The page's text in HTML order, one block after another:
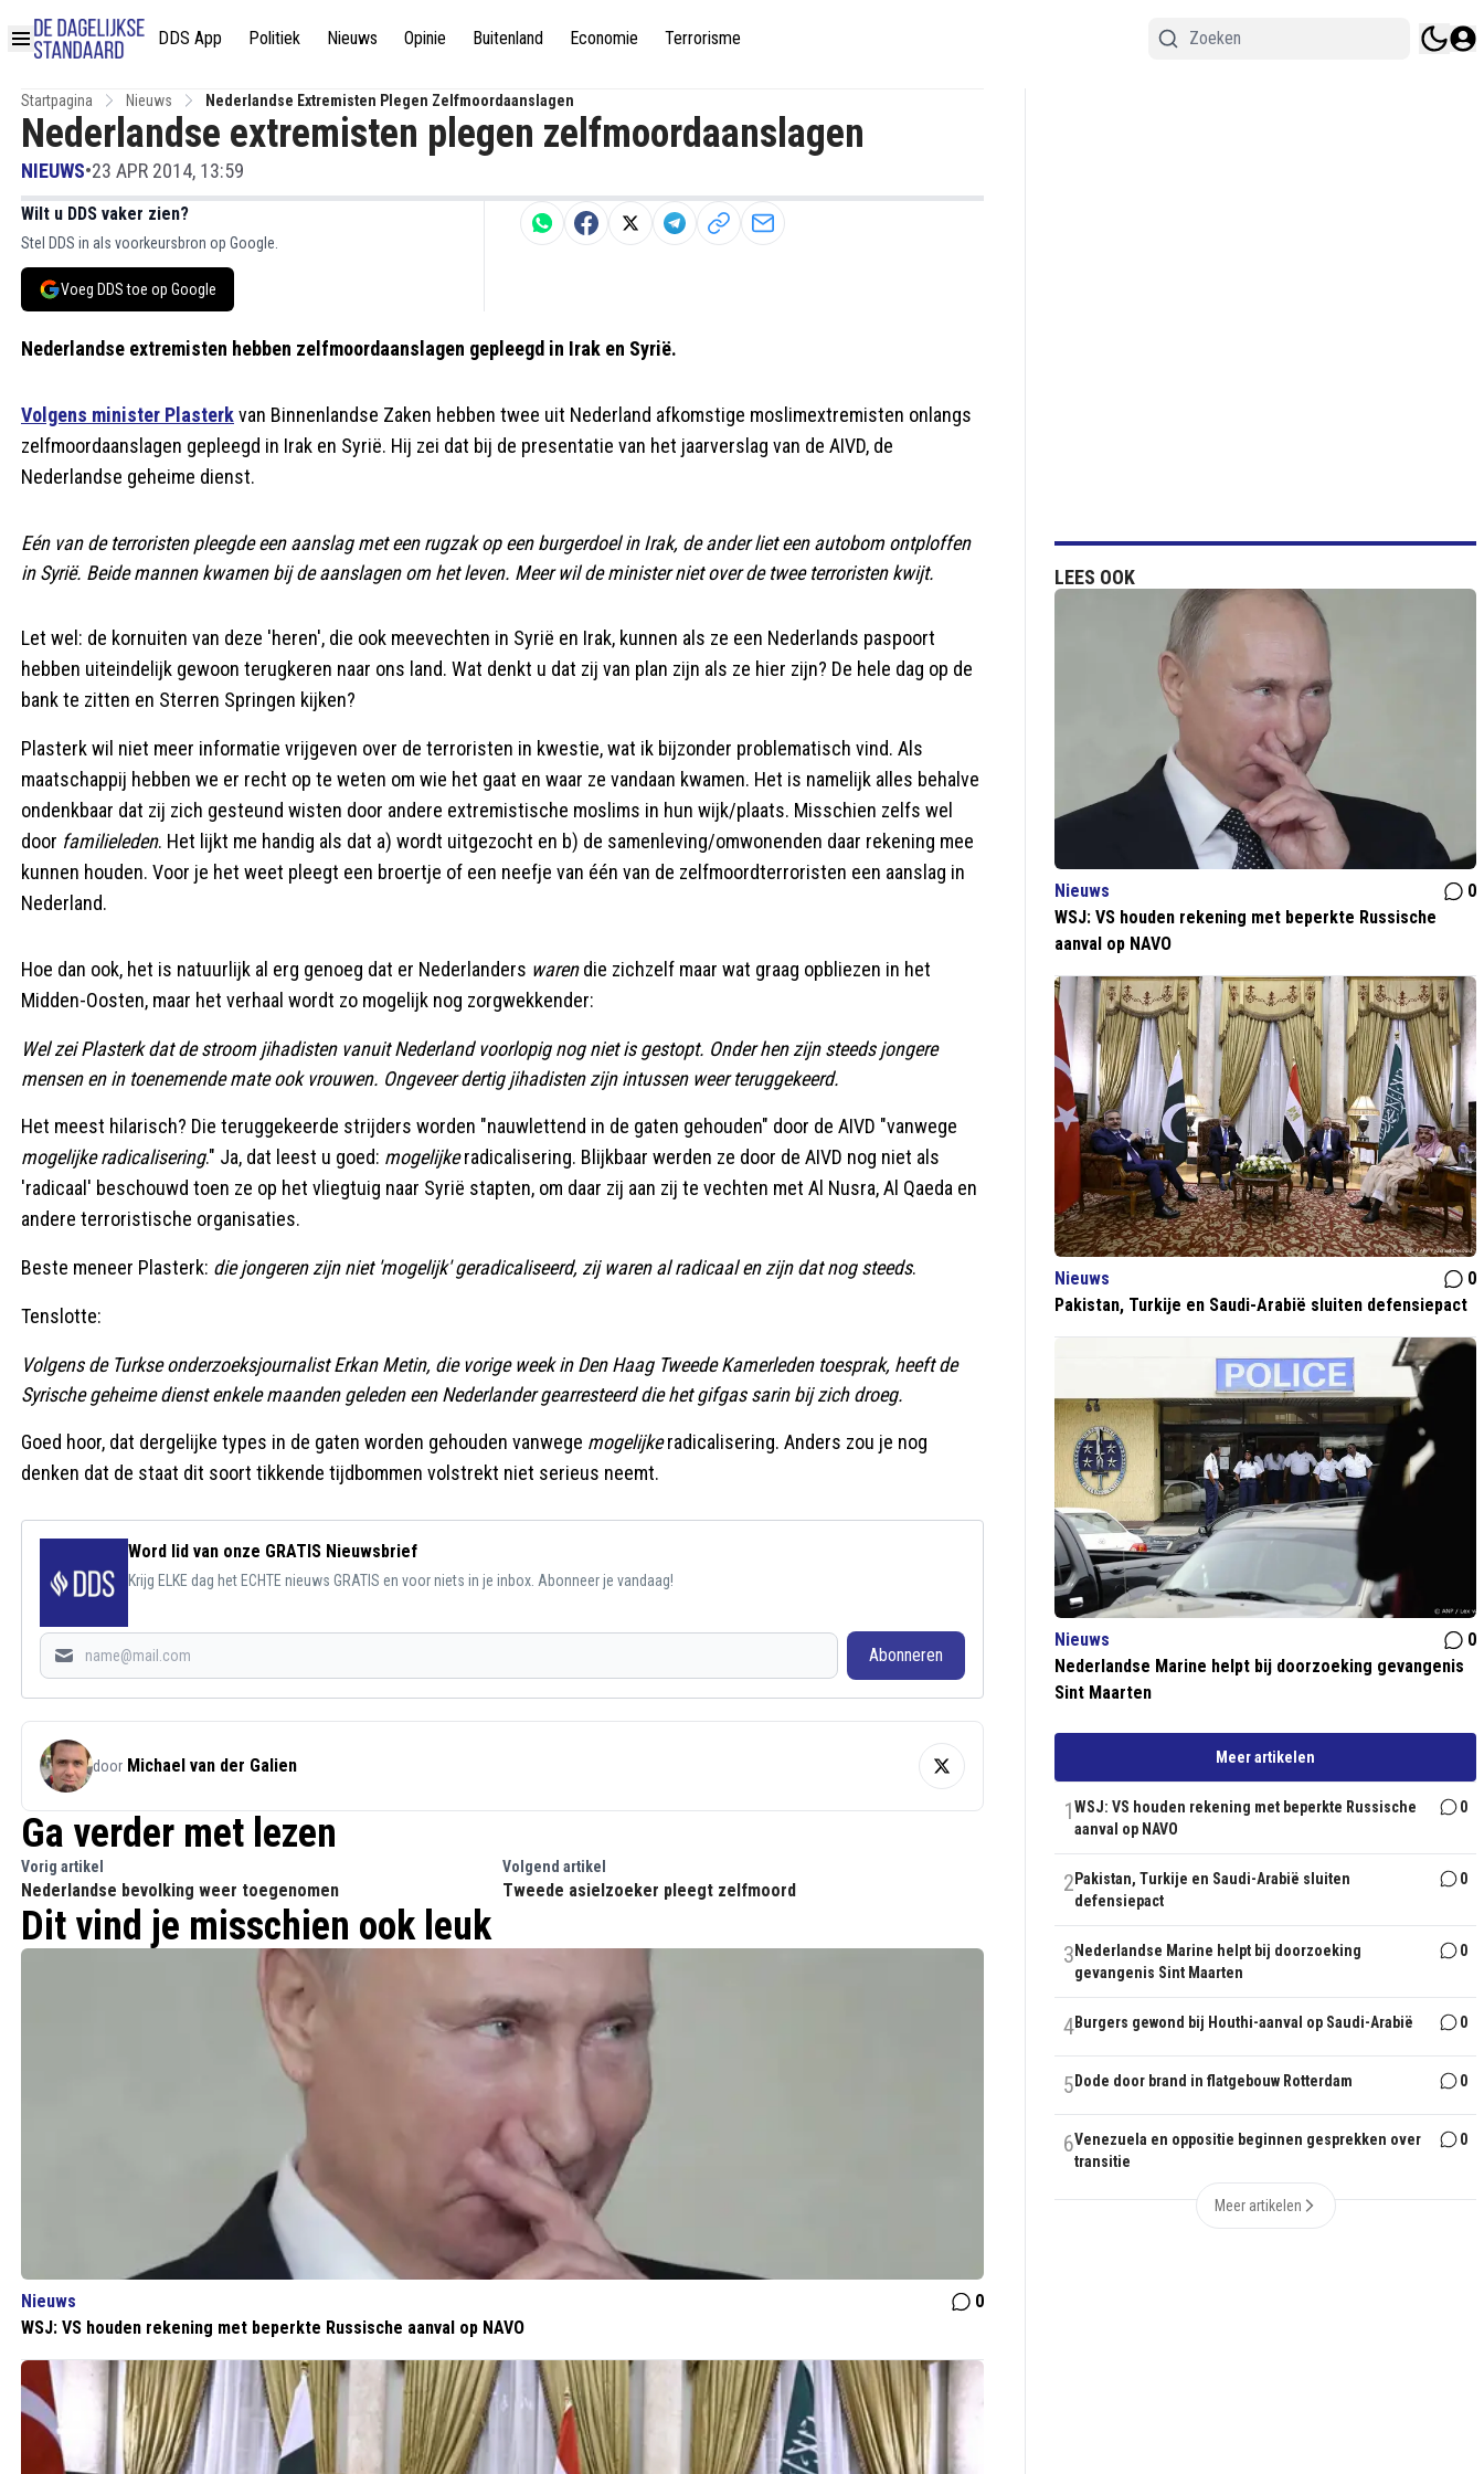
DDS App Politiek Nieuws Opinie Buitenland Economie Terrorisme
Startpagina Nieuws Nederlandse Extremisten Plegen Zelfmoordaanslagen
Nederlandse extremisten plegen zelfmoordaanslagen
NIEUWS•23 APR 2014, 13:59
Wilt u DDS vaker zien?
Stel DDS in als voorkeursbron op Google.
Voeg DDS toe op Google
Nederlandse extremisten hebben zelfmoordaanslagen gepleegd in Irak en Syrië.
Volgens minister Plasterkvan Binnenlandse Zaken hebben twee uit Nederland afkomstige moslimextremisten onlangs
zelfmoordaanslagen gepleegd in Irak en Syrië. Hij zei dat bij de presentatie van het jaarverslag van de AIVD, de
Nederlandse geheime dienst.
Eén van de terroristen pleegde een aanslag met een rugzak op een burgerdoel in Irak, de ander liet een autobom ontploffen
in Syrië. Beide mannen kwamen bij de aanslagen om het leven. Meer wil de minister niet over de twee terroristen kwijt.
Let wel: de kornuiten van deze 'heren', die ook meevechten in Syrië en Irak, kunnen als ze een Nederlands paspoort
hebben uiteindelijk gewoon terugkeren naar ons land. Wat denkt u dat zij van plan zijn als ze hier zijn? De hele dag op de
bank te zitten en Sterren Springen kijken?
Plasterk wil niet meer informatie vrijgeven over de terroristen in kwestie, wat ik bijzonder problematisch vind. Als
maatschappij hebben we er recht op te weten om wie het gaat en waar ze vandaan kwamen. Het is namelijk alles behalve
ondenkbaar dat zij zich gesteund wisten door andere extremistische moslims in hun wijk/plaats. Misschien zelfs wel
door familieleden. Het lijkt me handig als dat a) wordt uitgezocht en b) de samenleving/omwonenden daar rekening mee
kunnen houden. Voor je het weet pleegt een broertje of een neefje van één van de zelfmoordterroristen een aanslag in
Nederland.
Hoe dan ook, het is natuurlijk al erg genoeg dat er Nederlanders warendie zichzelf maar wat graag opbliezen in het
Midden-Oosten, maar het verhaal wordt zo mogelijk nog zorgwekkender:
Wel zei Plasterk dat de stroom jihadistenvanuit Nederland voorlopig nog niet is gestopt. Onder hen zijn steeds jongere
mensen en in toenemende mate ook vrouwen. Ongeveer dertig jihadisten zijn intussen weer teruggekeerd.
Het meest hilarisch? Die teruggekeerde strijders worden "nauwlettend in de gaten gehouden" door de AIVD "vanwege
mogelijke radicalisering." Ja, dat leest u goed: mogelijkeradicalisering. Blijkbaar werden ze door de AIVD nog niet als
'radicaal' beschouwd toen ze op het vliegtuig naar Syrië stapten, om daar zij aan zij te vechten met Al Nusra, Al Qaeda en
andere terroristische organisaties.
Beste meneer Plasterk: die jongeren zijn niet 'mogelijk' geradicaliseerd, zij waren al radicaal en zijn dat nog steeds.
Tenslotte:
Volgens de Turkse onderzoeksjournalist Erkan Metin, die vorige week in Den Haag Tweede Kamerleden toesprak, heeft de
Syrische geheime dienst enkele maanden geleden een Nederlander gearresteerd die het gifgassarinbij zich droeg.
Goed hoor, dat dergelijke types in de gaten worden gehouden vanwege mogelijkeradicalisering. Anders zou je nog
denken dat de staat dit soort tikkende tijdbommen volstrekt niet serieus neemt.
Word lid van onze GRATIS Nieuwsbrief
Krijg ELKE dag het ECHTE nieuws GRATIS en voor niets in je inbox. Abonneer je vandaag!
Abonneren
door Michael van der Galien
Ga verder met lezen
Vorig artikel
Nederlandse bevolking weer toegenomen
Volgend artikel
Tweede asielzoeker pleegt zelfmoord
Dit vind je misschien ook leuk
Nieuws
0
WSJ: VS houden rekening met beperkte Russische aanval op NAVO
LEES OOK
Nieuws
0
WSJ: VS houden rekening met beperkte Russische
aanval op NAVO
Nieuws
0
Pakistan, Turkije en Saudi-Arabië sluiten defensiepact
Nieuws
0
Nederlandse Marine helpt bij doorzoeking gevangenis
Sint Maarten
Meer artikelen
1WSJ: VS houden rekening met beperkte Russische
aanval op NAVO
0
2 Pakistan, Turkije en Saudi-Arabië sluiten
defensiepact
0
3 Nederlandse Marine helpt bij doorzoeking
gevangenis Sint Maarten
0
4Burgers gewond bij Houthi-aanval op Saudi-Arabië 0
5 Dode door brand in flatgebouw Rotterdam 0
6Venezuela en oppositie beginnen gesprekken over
transitie
0
Meer artikelen